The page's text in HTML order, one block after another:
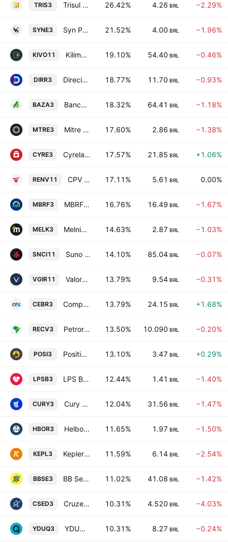
TRIS3 Trisul S.A. 26.42% 4.26 BRL −2.29%
SYNE3 Syn Prop e Tech SA 21.52% 4.00 BRL −1.96%
KIVO11 Kilima Volkano Recebiveis Imobiliarios Fundo de Investimento Imobiliario 19.10% 54.40 BRL −0.46%
DIRR3 Direcional Engenharia S.A. 18.77% 11.70 BRL −0.93%
BAZA3 Banco da Amazonia S.A. 18.32% 64.41 BRL −1.18%
MTRE3 Mitre Realty Empreendimentos e Participacoes SA 17.60% 2.86 BRL −1.38%
CYRE3 Cyrela Brazil Realty SA Empreendimentos e Participacoes 17.57% 21.85 BRL +1.06%
RENV11 CPV Energia Fundo De Investimento Imobiliario Responsabilidade Limitada 17.11% 5.61 BRL 0.00%
MBRF3 MBRF Global Foods Company S.A. 16.76% 16.49 BRL −1.67%
MELK3 Melnick Desenvolvimento Imobiliario SA 14.63% 2.87 BRL −1.03%
SNCI11 Suno Recebiveis Imobiliarios Fundo de Investimento Imobiliario 14.10% 85.04 BRL −0.07%
VGIR11 Valora Re III Fundo De Investimento Imobiliario 13.79% 9.54 BRL −0.31%
CEBR3 Companhia Energetica de Brasilia - CEB 13.79% 24.15 BRL +1.68%
RECV3 Petroreconcavo SA 13.50% 10.090 BRL −0.20%
POSI3 Positivo Tecnologia SA 13.10% 3.47 BRL +0.29%
LPSB3 LPS Brasil-Consultoria de Imoveis SA 12.44% 1.41 BRL −1.40%
CURY3 Cury Construtora e Incorporadora SA 12.04% 31.56 BRL −1.47%
HBOR3 Helbor Empreendimentos S.A. 11.65% 1.97 BRL −1.50%
KEPL3 Kepler Weber SA 11.59% 6.14 BRL −2.54%
BBSE3 BB Seguridade Participacoes SA 11.02% 41.08 BRL −1.42%
CSED3 Cruzeiro do Sul Educacional SA 10.31% 4.520 BRL −4.03%
YDUQ3 YDUQS Participacoes SA 10.31% 8.27 BRL −0.24%